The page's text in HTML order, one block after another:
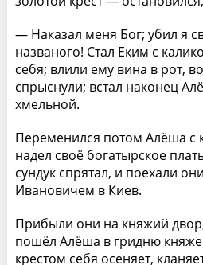
— Наказал меня Бог; убил я
названого! Стал Еким с
себя; влили ему вина в рот,
спрыснули; встал наконец
хмельной.
Переменился потом Алёша с
надел своё богатырское
сундук спрятал, и поехали
Ивановичем в Киев.
Прибыли они на княжий
пошёл Алёша в гридню
крестом себя осеняет,